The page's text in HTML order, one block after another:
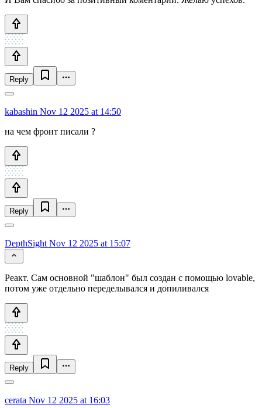
Reply
kabashin Nov 12 2025 at 14:50
на чем фронт писали ?
Reply
DepthSight Nov 12 2025 at 15:07
Реакт. Сам основной "шаблон" был создан с помощью lovable,
потом уже отдельно переделывался и допиливался
Reply
cerata Nov 12 2025 at 16:03